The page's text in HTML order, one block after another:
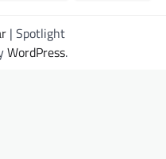
| Spotlight
WordPress.